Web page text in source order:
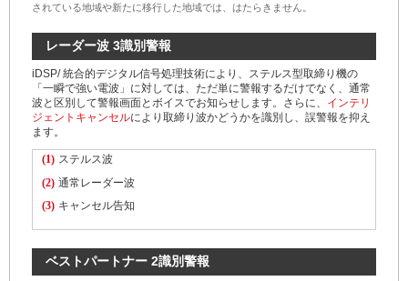
されている地域や新たに移行した地域では、はたらきません。
レーダー波 3識別警報
iDSP/ 統合的デジタル信号処理技術により、ステルス型取締り機の
「一瞬で強い電波」に対しては、ただ単に警報するだけでなく、通常
波と区別して警報画面とボイスでお知らせします。さらに、 インテリ
ジェントキャンセルにより取締り波かどうかを識別し、誤警報を抑え
ます。
(1) ステルス波
(2) 通常レーダー波
(3) キャンセル告知
ベストパートナー 2識別警報